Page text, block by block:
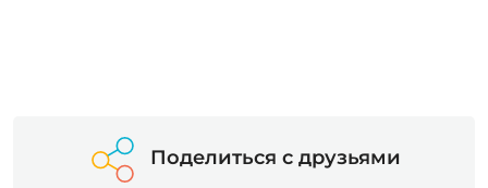
Поделиться с друзьями